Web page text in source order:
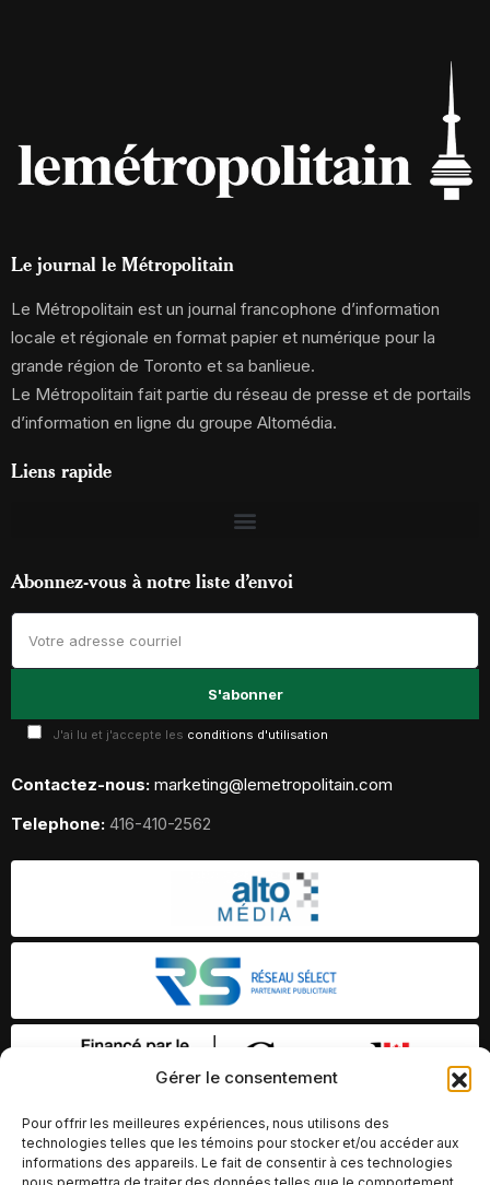
Gérer le consentement
Pour offrir les meilleures expériences, nous utilisons des
technologies telles que les témoins pour stocker et/ou accéder aux
informations des appareils. Le fait de consentir à ces technologies
Le journal le Métropolitain
Le Métropolitain est un journal francophone d’information
locale et régionale en format papier et numérique pour la
grande région de Toronto et sa banlieue.
Le Métropolitain fait partie du réseau de presse et de portails
d’information en ligne du groupe Altomédia.
Liens rapide
Abonnez-vous à notre liste d’envoi
J'ai lu et j'accepte les conditions d'utilisation
Contactez-nous: marketing@lemetropolitain.com
Telephone: 416-410-2562